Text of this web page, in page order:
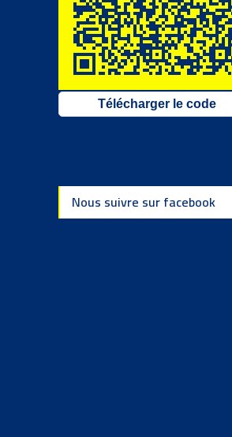
Télécharger le code
Nous suivre sur facebook